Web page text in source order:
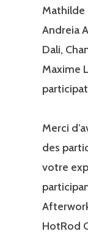
Mathilde
Andreia
Dali,
Maxime
Merci
des
votre
HotRod